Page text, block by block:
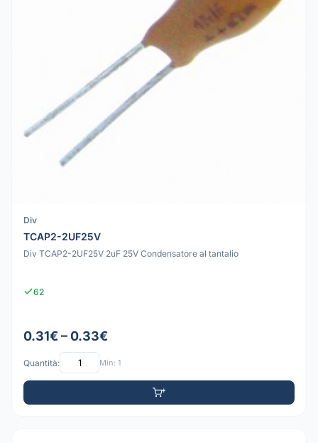
Div
TCAP2-2UF25V
Div TCAP2-2UF25V 2uF 25V Condensatore al tantalio
62
0.31€ – 0.33€
Quantità: Min: 1